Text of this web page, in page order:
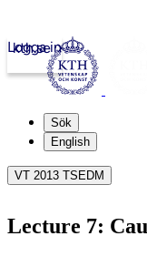
kth.se
Logga in
Sök
English
VT 2013 TSEDM
Lecture 7: